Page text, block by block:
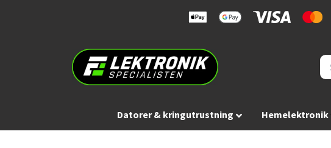
Datorer & kringutrustning Hemelektronik